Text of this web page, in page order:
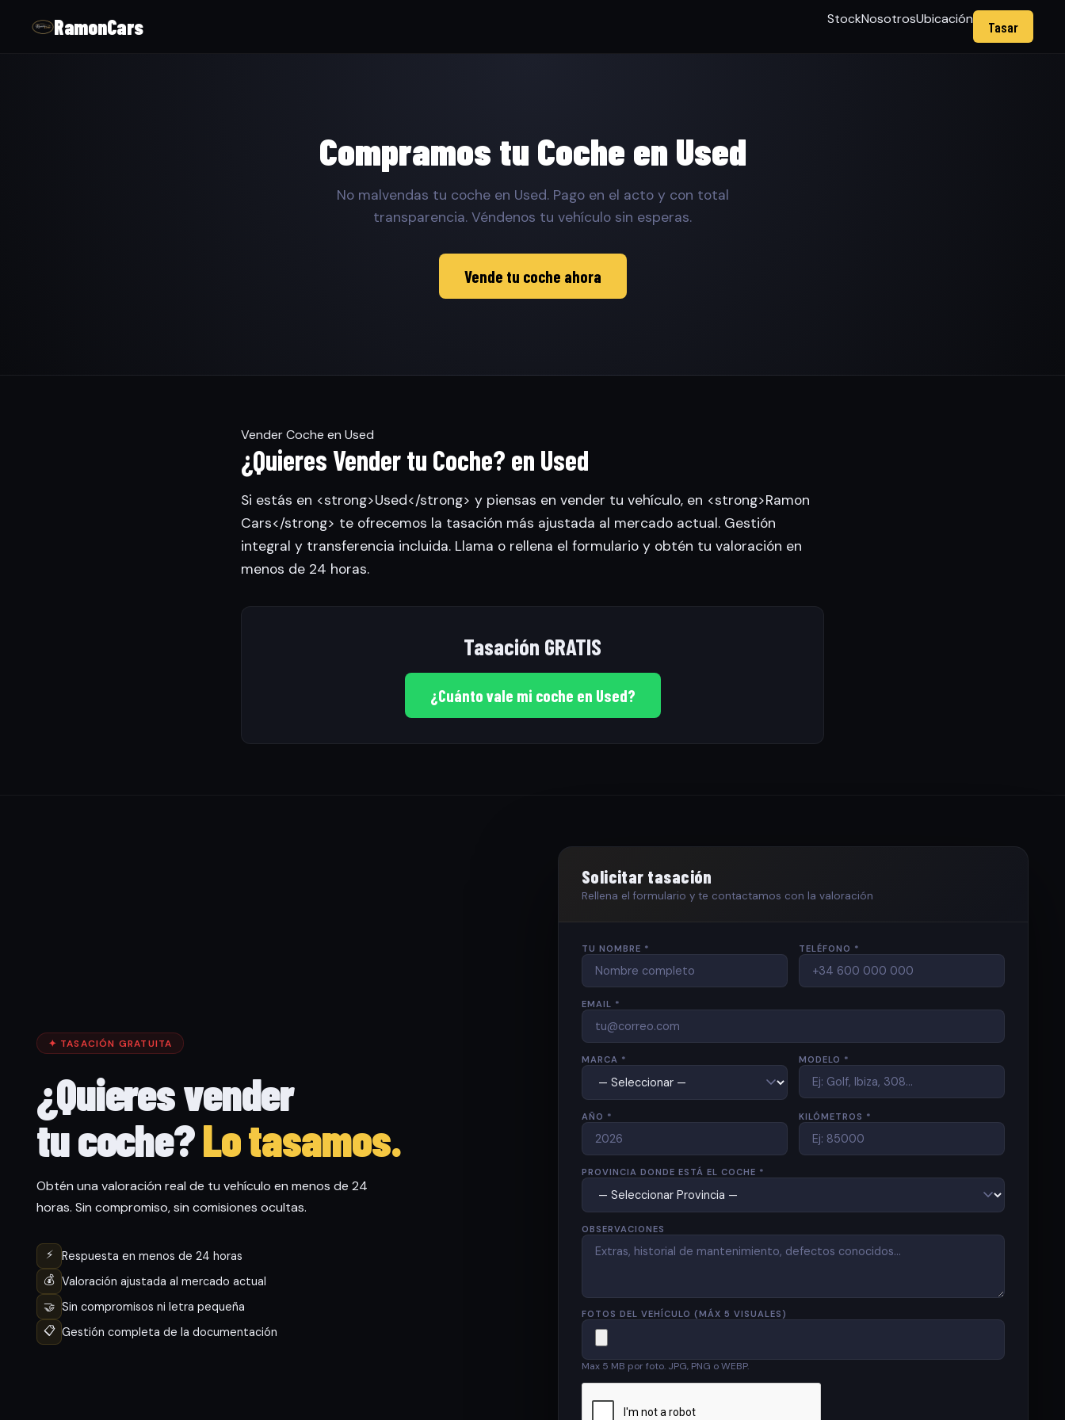
RamonCars StockNosotrosUbicación Tasar
Compramos tu Coche en Used
No malvendas tu coche en Used. Pago en el acto y con total
transparencia. Véndenos tu vehículo sin esperas.
Vende tu coche ahora
Vender Coche en Used
¿Quieres Vender tu Coche? en Used
Si estás en <strong>Used</strong> y piensas en vender tu vehículo, en <strong>Ramon
Cars</strong> te ofrecemos la tasación más ajustada al mercado actual. Gestión
integral y transferencia incluida. Llama o rellena el formulario y obtén tu valoración en
menos de 24 horas.
Tasación GRATIS
¿Cuánto vale mi coche en Used?
✦ TASACIÓN GRATUITA
¿Quieres vender
tu coche?Lo tasamos.
Obtén una valoración real de tu vehículo en menos de 24
horas. Sin compromiso, sin comisiones ocultas.
⚡
Respuesta en menos de 24 horas
💰 Valoración ajustada al mercado actual
🤝 Sin compromisos ni letra pequeña
📋 Gestión completa de la documentación
Solicitar tasación
Rellena el formulario y te contactamos con la valoración
TU NOMBRE * TELÉFONO *
EMAIL *
MARCA * MODELO *
AÑO * KILÓMETROS *
PROVINCIA DONDE ESTÁ EL COCHE *
OBSERVACIONES
FOTOS DEL VEHÍCULO (MÁX 5 VISUALES)
Max 5 MB por foto. JPG, PNG o WEBP.